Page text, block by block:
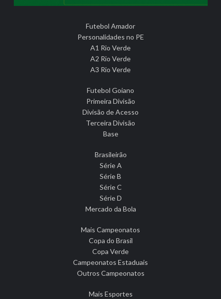
Futebol Amador
Personalidades no PE
A1 Rio Verde
A2 Rio Verde
A3 Rio Verde
Futebol Goiano
Primeira Divisão
Divisão de Acesso
Terceira Divisão
Base
Brasileirão
Série A
Série B
Série C
Série D
Mercado da Bola
Mais Campeonatos
Copa do Brasil
Copa Verde
Campeonatos Estaduais
Outros Campeonatos
Mais Esportes